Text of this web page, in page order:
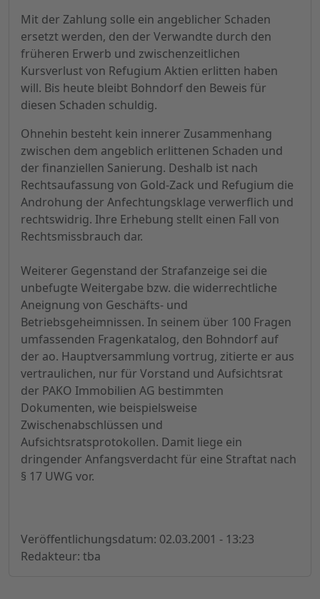
Mit der Zahlung solle ein angeblicher Schaden
ersetzt werden, den der Verwandte durch den
früheren Erwerb und zwischenzeitlichen
Kursverlust von Refugium Aktien erlitten haben
will. Bis heute bleibt Bohndorf den Beweis für
diesen Schaden schuldig.
Ohnehin besteht kein innerer Zusammenhang
zwischen dem angeblich erlittenen Schaden und
der finanziellen Sanierung. Deshalb ist nach
Rechtsaufassung von Gold-Zack und Refugium die
Androhung der Anfechtungsklage verwerflich und
rechtswidrig. Ihre Erhebung stellt einen Fall von
Rechtsmissbrauch dar.
Weiterer Gegenstand der Strafanzeige sei die
unbefugte Weitergabe bzw. die widerrechtliche
Aneignung von Geschäfts- und
Betriebsgeheimnissen. In seinem über 100 Fragen
umfassenden Fragenkatalog, den Bohndorf auf
der ao. Hauptversammlung vortrug, zitierte er aus
vertraulichen, nur für Vorstand und Aufsichtsrat
der PAKO Immobilien AG bestimmten
Dokumenten, wie beispielsweise
Zwischenabschlüssen und
Aufsichtsratsprotokollen. Damit liege ein
dringender Anfangsverdacht für eine Straftat nach
§ 17 UWG vor.
Veröffentlichungsdatum: 02.03.2001 - 13:23
Redakteur: tba